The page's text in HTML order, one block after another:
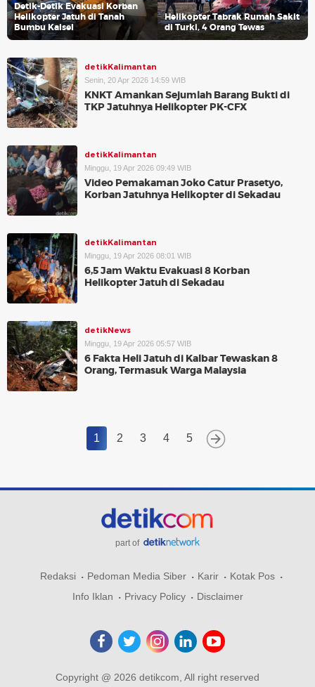
Detik-Detik Evakuasi Korban
Helikopter Jatuh di Tanah
Bumbu Kalsel
Helikopter Tabrak Rumah Sakit
di Turki, 4 Orang Tewas
detikKalimantan
Senin, 20 Apr 2026 14:59 WIB
KNKT Amankan Sejumlah Barang Bukti di
TKP Jatuhnya Helikopter PK-CFX
detikKalimantan
Minggu, 19 Apr 2026 09:49 WIB
Video Pemakaman Joko Catur Prasetyo,
Korban Jatuhnya Helikopter di Sekadau
detikKalimantan
Minggu, 19 Apr 2026 08:01 WIB
6,5 Jam Waktu Evakuasi 8 Korban
Helikopter Jatuh di Sekadau
detikNews
Minggu, 19 Apr 2026 05:57 WIB
6 Fakta Heli Jatuh di Kalbar Tewaskan 8
Orang, Termasuk Warga Malaysia
1 2 3 4 5
part of
Redaksi Pedoman Media Siber Karir
Kotak Pos
Info Iklan
Privacy Policy Disclaimer
Copyright @ 2026 detikcom, All right reserved